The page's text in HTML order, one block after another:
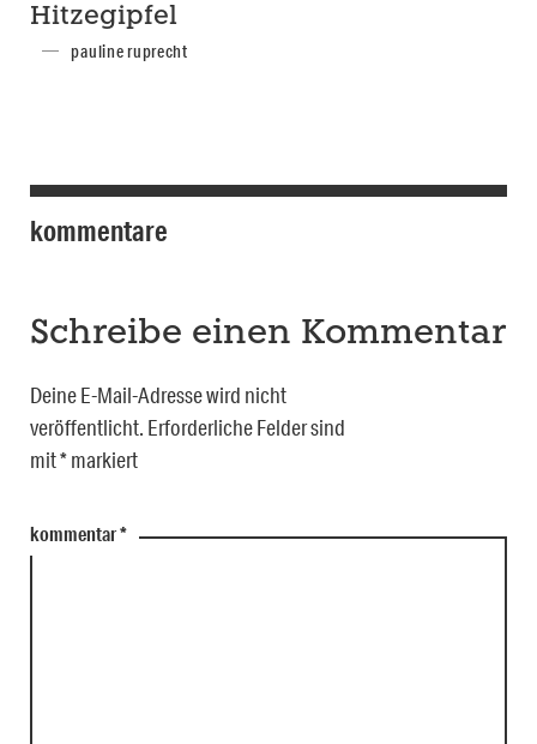
Hitzegipfel
pauline ruprecht
kommentare
Schreibe einen Kommentar
Deine E-Mail-Adresse wird nicht
veröffentlicht. Erforderliche Felder sind
mit*markiert
kommentar*